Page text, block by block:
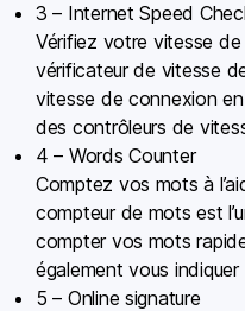
3 – Internet Speed
Vérifiez votre vitesse de
vérificateur de vitesse
vitesse de connexion en
des contrôleurs de
4 – Words Counter
Comptez vos mots à
compteur de mots est
compter vos mots
également vous
5 – Online signature